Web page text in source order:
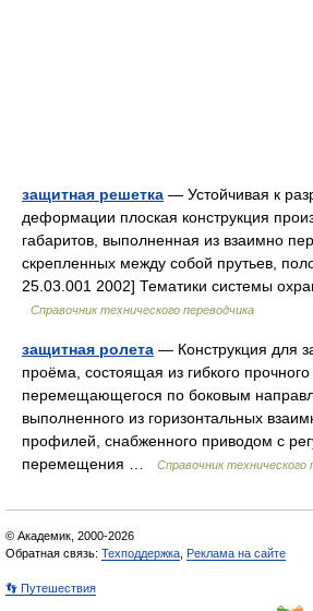
защитная решетка — Устойчивая к
деформации плоская конструкция
габаритов, выполненная из взаимно
скрепленных между собой прутьев,
25.03.001 2002] Тематики системы
Справочник технического переводчика
защитная ролета — Конструкция для
проёма, состоящая из гибкого
перемещающегося по боковым
выполненного из горизонтальных
профилей, снабженного приводом с
перемещения …
Справочник технического
© Академик, 2000-2026
Обратная связь: Техподдержка Реклама на сайте
👣 Путешествия